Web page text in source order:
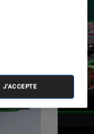
J'ACCEPTE